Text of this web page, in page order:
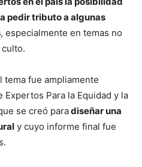
pedir tributo a algunas
, especialmente en temas no
tema fue ampliamente
Para la Equidad y la
se creó paradiseñar una
y cuyo informe final fue